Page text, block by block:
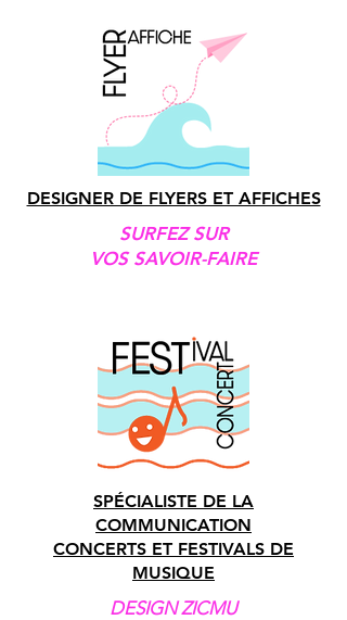
DESIGNER DE FLYERS ET AFFICHES
SURFEZ SUR
VOS SAVOIR-FAIRE
SPÉCIALISTE DE LA
COMMUNICATION
CONCERTS ET FESTIVALS DE
MUSIQUE
DESIGN ZICMU